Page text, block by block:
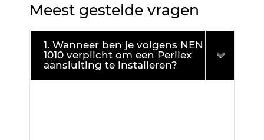
Meest gestelde vragen
1. Wanneer ben je volgens NEN
1010 verplicht om een Perilex
aansluiting te installeren?